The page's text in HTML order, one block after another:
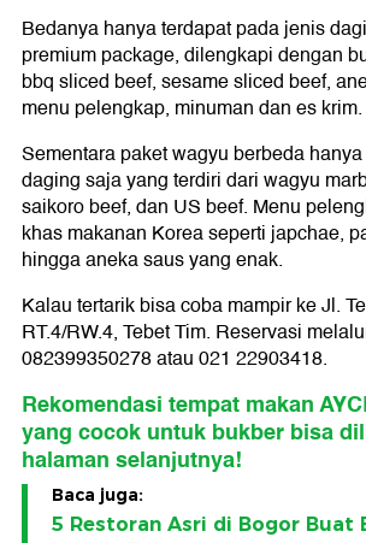
Bedanya hanya terdapat pada jenis
premium package, dilengkapi dengan
bbq sliced beef, sesame sliced beef,
menu pelengkap, minuman dan es krim.
Sementara paket wagyu berbeda
daging saja yang terdiri dari wagyu
saikoro beef, dan US beef. Menu
khas makanan Korea seperti japchae,
hingga aneka saus yang enak.
Kalau tertarik bisa coba mampir ke Jl.
RT.4/RW.4, Tebet Tim. Reservasi
082399350278 atau 021 22903418.
Rekomendasi tempat makan
yang cocok untuk bukber bisa
halaman selanjutnya!
Baca juga:
5 Restoran Asri di Bogor Buat